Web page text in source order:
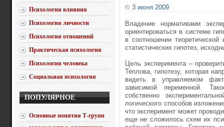
Психология влияния
Психология личности
Психология отношений
Практическая психология
Психология человека
Социальная психология
ПОПУЛЯРНОЕ
Основные понятия Т-групп
3 июня 2009
Владение нормативами
ориентироваться в системе
в соотношении
статистических гипотез,
Цель эксперимента –
Теплова, гипотезу, которая
видеть в управляемом
зависимой переменной.
собственно
логического способов
что эксперимент может
еще не сложилось схем их